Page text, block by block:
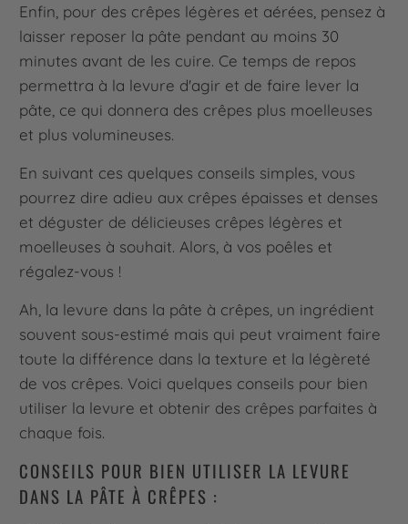
Enfin, pour des crêpes légères et aérées, pensez à
laisser reposer la pâte pendant au moins 30
minutes avant de les cuire. Ce temps de repos
permettra à la levure d'agir et de faire lever la
pâte, ce qui donnera des crêpes plus moelleuses
et plus volumineuses.
En suivant ces quelques conseils simples, vous
pourrez dire adieu aux crêpes épaisses et denses
et déguster de délicieuses crêpes légères et
moelleuses à souhait. Alors, à vos poêles et
régalez-vous !
Ah, la levure dans la pâte à crêpes, un ingrédient
souvent sous-estimé mais qui peut vraiment faire
toute la différence dans la texture et la légèreté
de vos crêpes. Voici quelques conseils pour bien
utiliser la levure et obtenir des crêpes parfaites à
chaque fois.
CONSEILS POUR BIEN UTILISER LA LEVURE
DANS LA PÂTE À CRÊPES :